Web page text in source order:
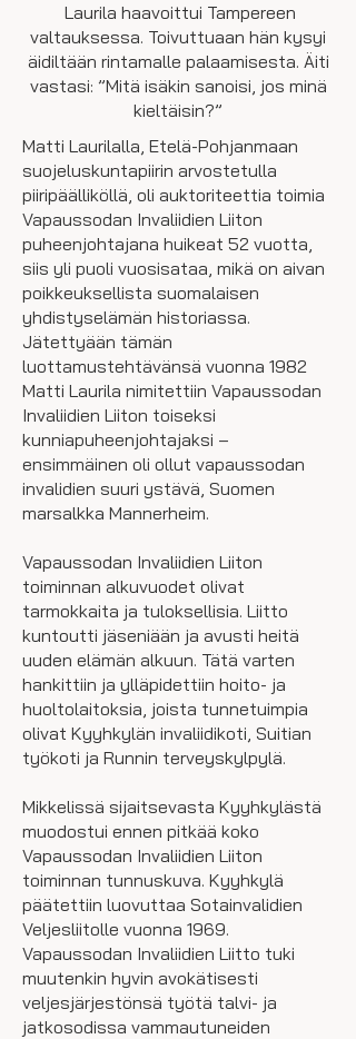
Laurila haavoittui Tampereen
valtauksessa. Toivuttuaan hän kysyi
äidiltään rintamalle palaamisesta. Äiti
vastasi: ”Mitä isäkin sanoisi, jos minä
kieltäisin?”
Matti Laurilalla, Etelä-Pohjanmaan
suojeluskuntapiirin arvostetulla
piiripäälliköllä, oli auktoriteettia toimia
Vapaussodan Invaliidien Liiton
puheenjohtajana huikeat 52 vuotta,
siis yli puoli vuosisataa, mikä on aivan
poikkeuksellista suomalaisen
yhdistyselämän historiassa.
Jätettyään tämän
luottamustehtävänsä vuonna 1982
Matti Laurila nimitettiin Vapaussodan
Invaliidien Liiton toiseksi
kunniapuheenjohtajaksi –
ensimmäinen oli ollut vapaussodan
invalidien suuri ystävä, Suomen
marsalkka Mannerheim.
Vapaussodan Invaliidien Liiton
toiminnan alkuvuodet olivat
tarmokkaita ja tuloksellisia. Liitto
kuntoutti jäseniään ja avusti heitä
uuden elämän alkuun. Tätä varten
hankittiin ja ylläpidettiin hoito- ja
huoltolaitoksia, joista tunnetuimpia
olivat Kyyhkylän invaliidikoti, Suitian
työkoti ja Runnin terveyskylpylä.
Mikkelissä sijaitsevasta Kyyhkylästä
muodostui ennen pitkää koko
Vapaussodan Invaliidien Liiton
toiminnan tunnuskuva. Kyyhkylä
päätettiin luovuttaa Sotainvalidien
Veljesliitolle vuonna 1969.
Vapaussodan Invaliidien Liitto tuki
muutenkin hyvin avokätisesti
veljesjärjestönsä työtä talvi- ja
jatkosodissa vammautuneiden